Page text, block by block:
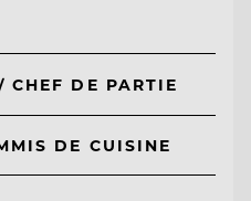
CHEF DE PARTIE
DE CUISINE